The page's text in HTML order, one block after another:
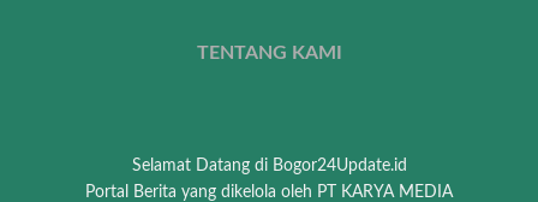
TENTANG KAMI
Selamat Datang di Bogor24Update.id
Portal Berita yang dikelola oleh PT KARYA MEDIA